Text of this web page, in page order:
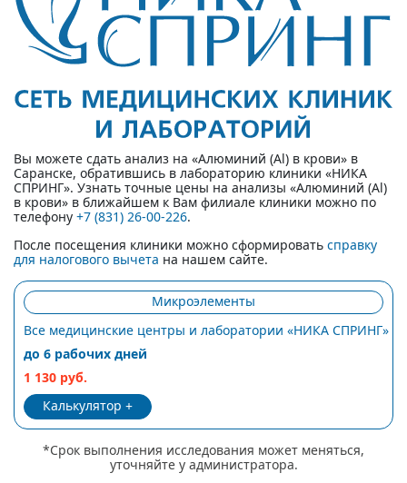
Вы можете сдать анализ на «Алюминий (Al) в крови» в
Саранске, обратившись в лабораторию клиники «НИКА
СПРИНГ». Узнать точные цены на анализы «Алюминий (Al)
в крови» в ближайшем к Вам филиале клиники можно по
телефону +7 (831) 26-00-226.
После посещения клиники можно сформировать справку
для налогового вычета на нашем сайте.
Микроэлементы
Все медицинские центры и лаборатории «НИКА СПРИНГ»
до 6 рабочих дней
1 130 руб.
Калькулятор
*Срок выполнения исследования может меняться,
уточняйте у администратора.